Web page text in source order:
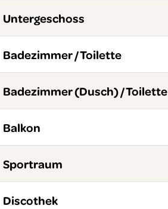
Untergeschoss
Badezimmer / Toilette
Badezimmer (Dusch) / Toilette
Balkon
Sportraum
Discothek